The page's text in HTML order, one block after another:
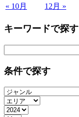
« 10月 12月 »
キーワードで探す
条件で探す